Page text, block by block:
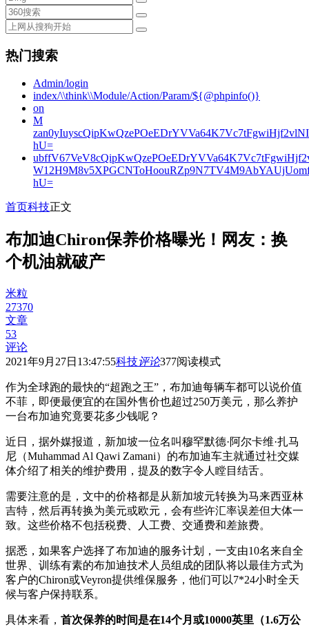
热门搜索
Admin/login
index/\\think\\Module/Action/Param/${@phpinfo()}
on
M
hU=
hU=
首页科技正文
布加迪Chiron保养价格曝光！网友：换
个机油就破产
米粒
27370
文章
53
评论
2021年9月27日13:47:55科技评论377阅读模式
作为全球跑的最快的“超跑之王”，布加迪每辆车都可以说价值
不菲，即便最便宜的在国外售价也超过250万美元，那么养护
一台布加迪究竟要花多少钱呢？
近日，据外媒报道，新加坡一位名叫穆罕默德·阿尔卡维·扎马
尼（Muhammad Al Qawi Zamani）的布加迪车主就通过社交媒
体介绍了相关的维护费用，提及的数字令人瞠目结舌。
需要注意的是，文中的价格都是从新加坡元转换为马来西亚林
吉特，然后再转换为美元或欧元，会有些许汇率误差但大体一
致。这些价格不包括税费、人工费、交通费和差旅费。
据悉，如果客户选择了布加迪的服务计划，一支由10名来自全
世界、训练有素的布加迪技术人员组成的团队将以最佳方式为
客户的Chiron或Veyron提供维保服务，他们可以7*24小时全天
候与客户保持联系。
具体来看， 首次保养的时间是在14个月或10000英里（1.6万公